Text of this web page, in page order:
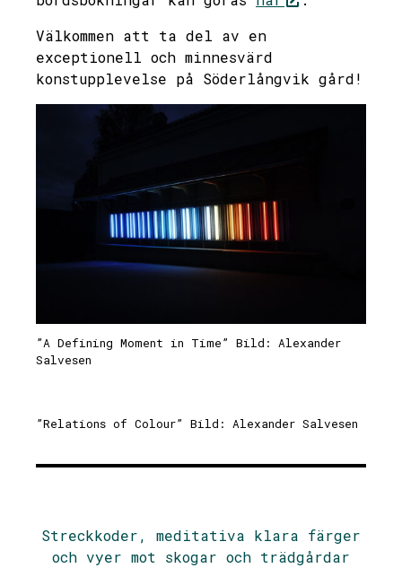
Välkommen att ta del av en
exceptionell och minnesvärd
konstupplevelse på Söderlångvik gård!
”A Defining Moment in Time” Bild: Alexander
Salvesen
”Relations of Colour” Bild: Alexander Salvesen
Streckkoder, meditativa klara färger
och vyer mot skogar och trädgårdar